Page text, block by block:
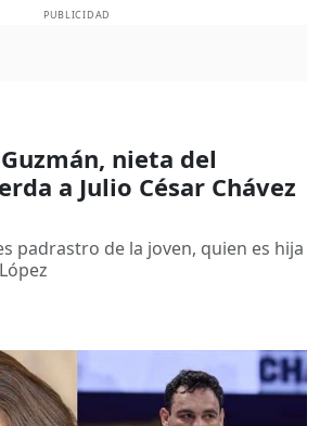
PUBLICIDAD
nieta del
a Julio César Chávez
padrastro de la joven, quien es hija